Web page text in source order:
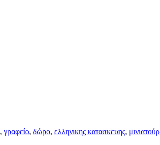
, γραφείο, δώρο, ελληνικης κατασκευης,